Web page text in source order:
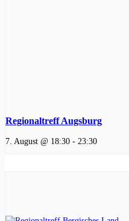
Regionaltreff Augsburg
7. August @ 18:30 - 23:30